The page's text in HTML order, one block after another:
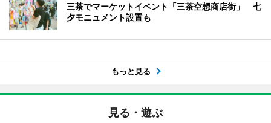
三茶でマーケットイベント「三茶空想商店街」 七
夕モニュメント設置も
もっと見る
見る・遊ぶ